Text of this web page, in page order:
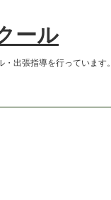
ール
出張指導を行っています。